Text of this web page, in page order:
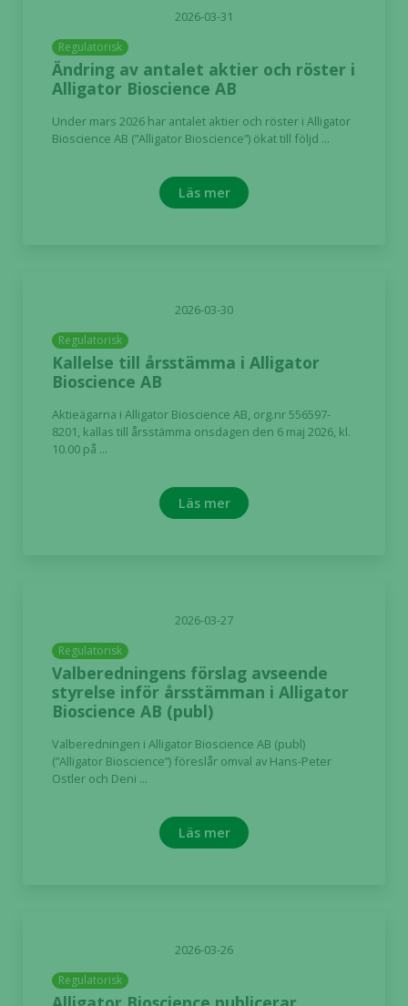
2026-03-31
Regulatorisk
Ändring av antalet aktier och röster i
Alligator Bioscience AB
Under mars 2026 har antalet aktier och röster i Alligator
Bioscience AB (”Alligator Bioscience”) ökat till följd ...
Läs mer
2026-03-30
Regulatorisk
Kallelse till årsstämma i Alligator
Bioscience AB
Aktieägarna i Alligator Bioscience AB, org.nr 556597-
8201, kallas till årsstämma onsdagen den 6 maj 2026, kl.
10.00 på ...
Läs mer
2026-03-27
Regulatorisk
Valberedningens förslag avseende
styrelse inför årsstämman i Alligator
Bioscience AB (publ)
Valberedningen i Alligator Bioscience AB (publ)
(”Alligator Bioscience”) föreslår omval av Hans-Peter
Ostler och Deni ...
Läs mer
2026-03-26
Regulatorisk